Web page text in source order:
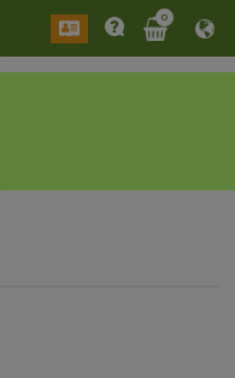
0